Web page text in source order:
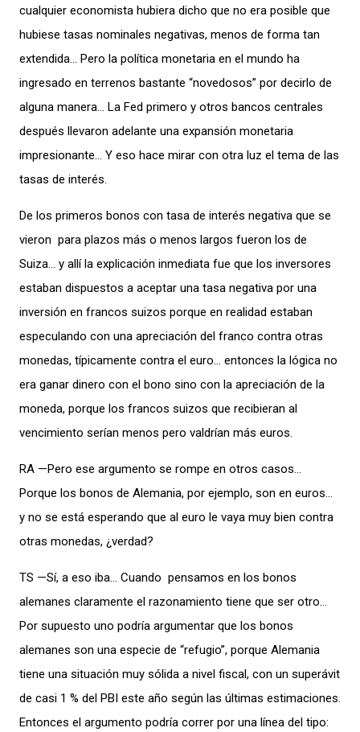
cualquier economista hubiera dicho que no era posible que
hubiese tasas nominales negativas, menos de forma tan
extendida… Pero la política monetaria en el mundo ha
ingresado en terrenos bastante “novedosos” por decirlo de
alguna manera… La Fed primero y otros bancos centrales
después llevaron adelante una expansión monetaria
impresionante… Y eso hace mirar con otra luz el tema de las
tasas de interés.
De los primeros bonos con tasa de interés negativa que se
vieron para plazos más o menos largos fueron los de
Suiza… y allí la explicación inmediata fue que los inversores
estaban dispuestos a aceptar una tasa negativa por una
inversión en francos suizos porque en realidad estaban
especulando con una apreciación del franco contra otras
monedas, típicamente contra el euro… entonces la lógica no
era ganar dinero con el bono sino con la apreciación de la
moneda, porque los francos suizos que recibieran al
vencimiento serían menos pero valdrían más euros.
RA —Pero ese argumento se rompe en otros casos…
Porque los bonos de Alemania, por ejemplo, son en euros…
y no se está esperando que al euro le vaya muy bien contra
otras monedas, ¿verdad?
TS —Sí, a eso iba… Cuando pensamos en los bonos
alemanes claramente el razonamiento tiene que ser otro…
Por supuesto uno podría argumentar que los bonos
alemanes son una especie de “refugio”, porque Alemania
tiene una situación muy sólida a nivel fiscal, con un superávit
de casi 1 % del PBI este año según las últimas estimaciones.
Entonces el argumento podría correr por una línea del tipo: